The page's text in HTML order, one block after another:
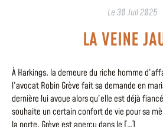
Le30 Juil 2025
LA VEINE
À Harkings, la demeure du riche homme
l’avocat Robin Grève fait sa demande en
dernière lui avoue alors qu’elle est déjà
souhaite un certain confort de vie pour sa